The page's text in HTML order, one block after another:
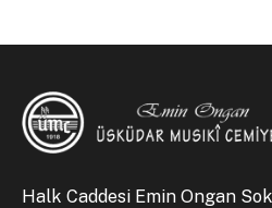
Halk Caddesi Emin Ongan